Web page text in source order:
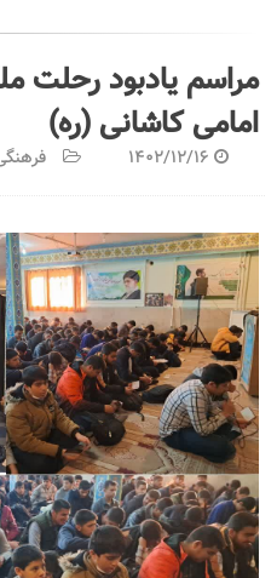
مراسم یادبود رحلت
امامی کاشانی (ره)
1402/12/16